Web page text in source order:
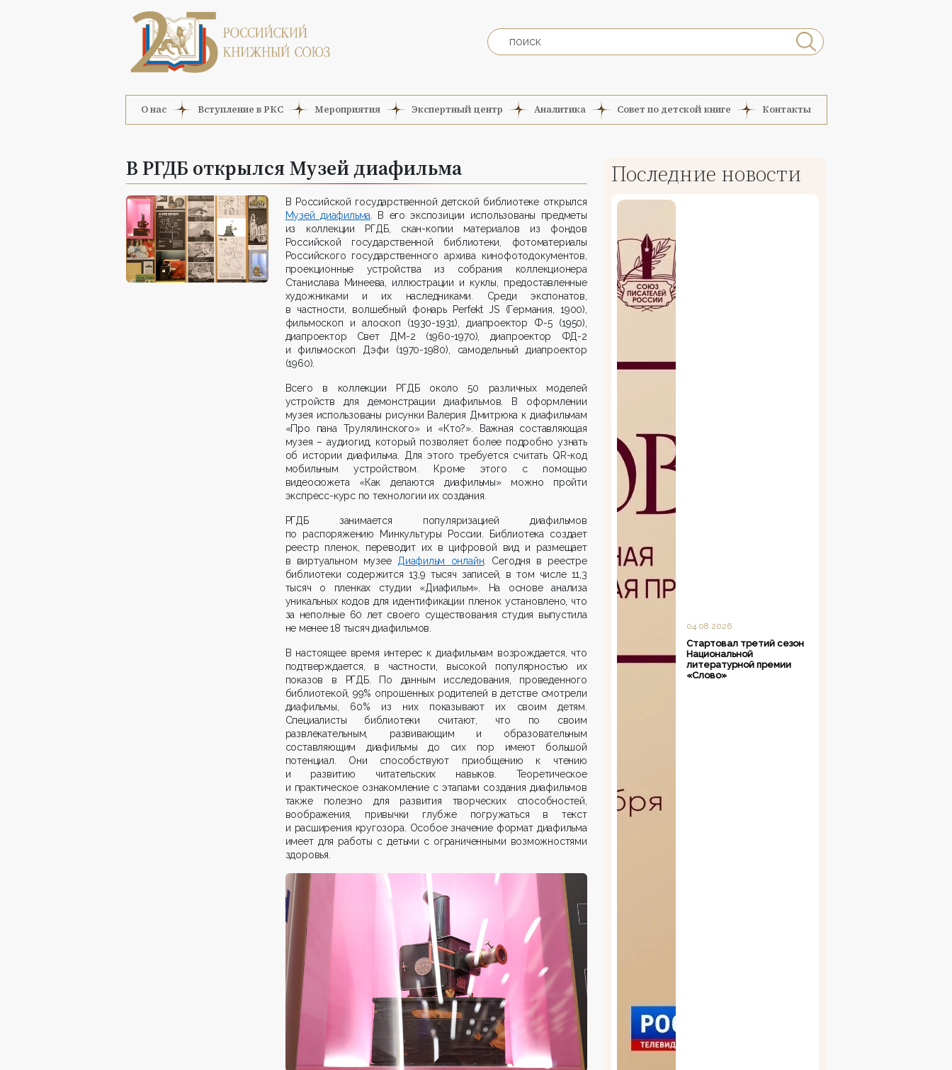
О нас Вступление в РКС Мероприятия Экспертный центр Аналитика Совет по детской книге Контакты
В РГДБ открылся Музей диафильма
В Российской государственной детской библиотеке открылся
Музей диафильма . В его экспозиции использованы предметы
из коллекции РГДБ, скан-копии материалов из фондов
Российской государственной библиотеки, фотоматериалы
Российского государственного архива кинофотодокументов,
проекционные устройства из собрания коллекционера
Станислава Минеева, иллюстрации и куклы, предоставленные
художниками и их наследниками. Среди экспонатов,
в частности, волшебный фонарь Perfekt JS (Германия, 1900),
фильмоскоп и алоскоп (1930-1931), диапроектор Ф-5 (1950),
диапроектор Свет ДМ-2 (1960-1970), диапроектор ФД-2
и фильмоскоп Дэфи (1970-1980), самодельный диапроектор
(1960).
Всего в коллекции РГДБ около 50 различных моделей
устройств для демонстрации диафильмов. В оформлении
музея использованы рисунки Валерия Дмитрюка к диафильмам
«Про пана Трулялинского» и «Кто?». Важная составляющая
музея – аудиогид, который позволяет более подробно узнать
об истории диафильма. Для этого требуется считать QR-код
мобильным устройством. Кроме этого с помощью
видеосюжета «Как делаются диафильмы» можно пройти
экспресс-курс по технологии их создания.
РГДБ занимается популяризацией диафильмов
по распоряжению Минкультуры России. Библиотека создает
реестр пленок, переводит их в цифровой вид и размещает
в виртуальном музее
Диафильм онлайн . Сегодня в реестре
библиотеки содержится 13,9 тысяч записей, в том числе 11,3
тысяч о пленках студии «Диафильм». На основе анализа
уникальных кодов для идентификации пленок установлено, что
за неполные 60 лет своего существования студия выпустила
не менее 18 тысяч диафильмов.
В настоящее время интерес к диафильмам возрождается, что
подтверждается, в частности, высокой популярностью их
показов в РГДБ. По данным исследования, проведенного
библиотекой, 99% опрошенных родителей в детстве смотрели
диафильмы, 60% из них показывают их своим детям.
Специалисты библиотеки считают, что по своим
развлекательным, развивающим и образовательным
составляющим диафильмы до сих пор имеют большой
потенциал. Они способствуют приобщению к чтению
и развитию читательских навыков. Теоретическое
и практическое ознакомление с этапами создания диафильмов
также полезно для развития творческих способностей,
воображения, привычки глубже погружаться в текст
и расширения кругозора. Особое значение формат диафильма
имеет для работы с детьми с ограниченными возможностями
здоровья.
Последние новости
04.08.2026
Стартовал третий сезон
Национальной
литературной премии
«Слово»